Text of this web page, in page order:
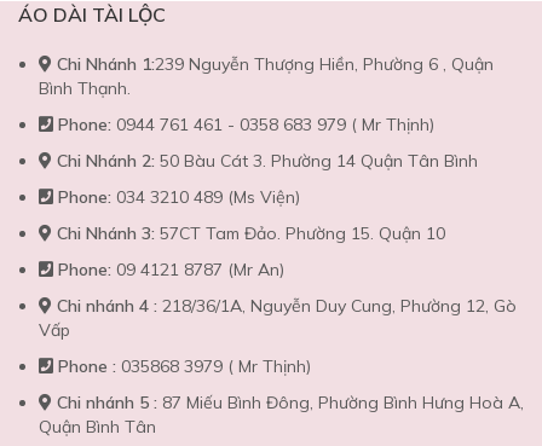
ÁO DÀI TÀI LỘC
Chi Nhánh 1:239 Nguyễn Thượng Hiền, Phường 6 , Quận
Bình Thạnh.
Phone: 0944 761 461 - 0358 683 979 ( Mr Thịnh)
Chi Nhánh 2: 50 Bàu Cát 3. Phường 14 Quận Tân Bình
Phone: 034 3210 489 (Ms Viện)
Chi Nhánh 3: 57CT Tam Đảo. Phường 15. Quận 10
Phone: 09 4121 8787 (Mr An)
Chi nhánh 4 : 218/36/1A, Nguyễn Duy Cung, Phường 12, Gò
Vấp
Phone : 035868 3979 ( Mr Thịnh)
Chi nhánh 5 : 87 Miếu Bình Đông, Phường Bình Hưng Hoà A,
Quận Bình Tân